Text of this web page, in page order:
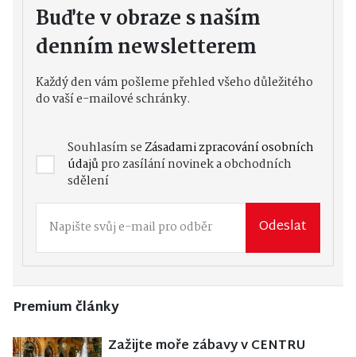
Buďte v obraze s naším
denním newsletterem
Každý den vám pošleme přehled všeho důležitého
do vaší e-mailové schránky.
Souhlasím seZásadami zpracování osobních
údajůpro zasílání novinek a obchodních
sdělení
Odeslat
Premium články
Zažijte moře zábavy v CENTRU